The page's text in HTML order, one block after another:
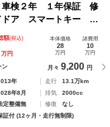
検２年 １年保証 修
ドア スマートキー 盗
コン パワーステアリ
額(税込)
万円
本体価格
28
万円
諸費用
10
万円
ン 月々 9,200 円
年 走行
13.1万km
年8月 排気
2000cc
定整備無 修復
なし
証付 (12ヶ月・走行無制限)